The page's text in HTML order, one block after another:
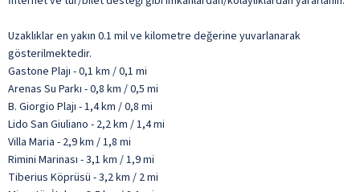
Uzaklıklar en yakın 0.1 mil ve kilometre değerine yuvarlanarak
gösterilmektedir.
Gastone Plajı - 0,1 km / 0,1 mi
Arenas Su Parkı - 0,8 km / 0,5 mi
B. Giorgio Plajı - 1,4 km / 0,8 mi
Lido San Giuliano - 2,2 km / 1,4 mi
Villa Maria - 2,9 km / 1,8 mi
Rimini Marinası - 3,1 km / 1,9 mi
Tiberius Köprüsü - 3,2 km / 2 mi